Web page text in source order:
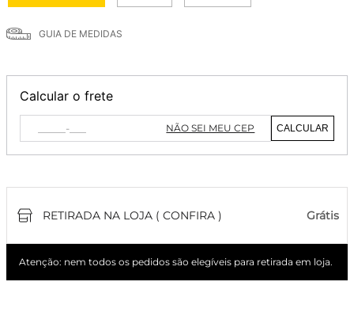
GUIA DE MEDIDAS
Calcular o frete
NÃO SEI MEU CEP CALCULAR
RETIRADA NA LOJA ( CONFIRA ) Grátis
Atenção: nem todos os pedidos são elegíveis para retirada em loja.